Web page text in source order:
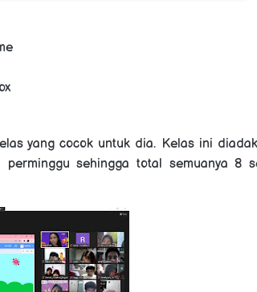
yang cocok untuk dia. Kelas ini
sehingga total semuanya 8